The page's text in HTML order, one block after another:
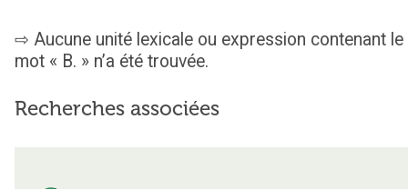
Aucune unité lexicale ou expression contenant le
mot « B. » n’a été trouvée.
Recherches associées